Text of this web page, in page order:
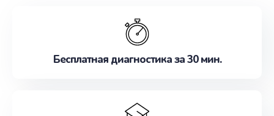
наилучшим образом. Не медлите записаться на
Бесплатная диагностика за 30 мин.